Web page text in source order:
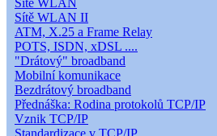
Sítě WLAN
Sítě WLAN II
ATM, X.25 a Frame Relay
POTS, ISDN, xDSL ....
"Drátový" broadband
Mobilní komunikace
Bezdrátový broadband
Přednáška: Rodina protokolů TCP/IP
Vznik TCP/IP
Standardizace v TCP/IP